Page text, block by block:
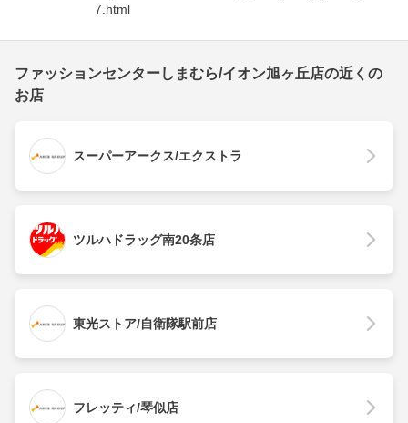
7.html
ファッションセンターしまむら/イオン旭ヶ丘店の近くの
お店
スーパーアークス/エクストラ
ツルハドラッグ南20条店
東光ストア/自衛隊駅前店
フレッティ/琴似店